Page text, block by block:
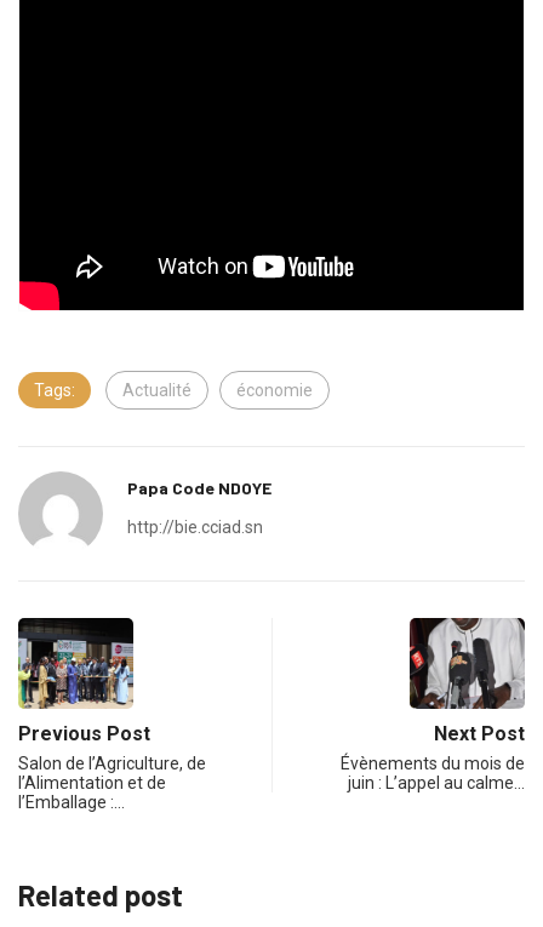
Tags: Actualité économie
Papa Code NDOYE
http://bie.cciad.sn
Previous Post
Salon de l’Agriculture, de
l’Alimentation et de
l’Emballage :…
Next Post
Évènements du mois de
juin : L’appel au calme…
Related post